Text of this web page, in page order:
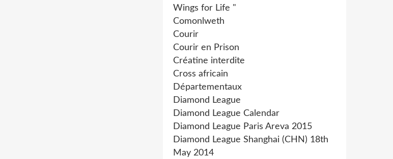
Wings for Life "
Comonlweth
Courir
Courir en Prison
Créatine interdite
Cross africain
Départementaux
Diamond League
Diamond League Calendar
Diamond League Paris Areva 2015
Diamond League Shanghai (CHN) 18th
May 2014